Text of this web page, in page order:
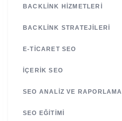
BACKLINK HIZMETLERI
BACKLINK STRATEJILERI
E-TICARET SEO
İÇERIK SEO
SEO ANALIZ VE RAPORLAMA
SEO EĞITIMI